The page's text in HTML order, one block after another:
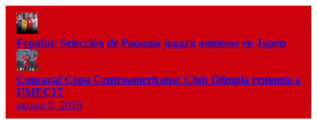
Fepafut: Selección de Panamá jugará amistoso en Japón
Concacaf Copa Centroamericana: Club Olimpia remonta a
UMECIT
agosto 9, 2026